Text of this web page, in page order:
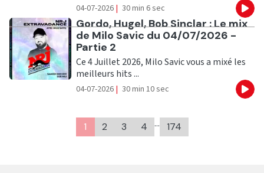
04-07-2026 | 30 min 6 sec
Ecouter
Gordo, Hugel, Bob Sinclar : Le mix
de Milo Savic du 04/07/2026 -
Partie 2
Ce 4 Juillet 2026, Milo Savic vous a mixé les
meilleurs hits ...
04-07-2026 | 30 min 10 sec
1 2 3 4 … 174